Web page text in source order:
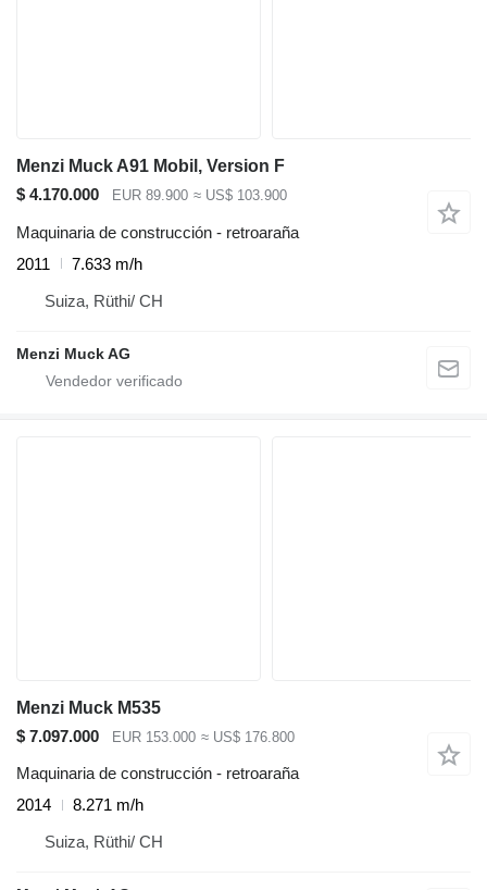
Menzi Muck A91 Mobil, Version F
$ 4.170.000
EUR 89.900 ≈ US$ 103.900
Maquinaria de construcción - retroaraña
2011
7.633 m/h
Suiza, Rüthi/ CH
Menzi Muck AG
Menzi Muck M535
$ 7.097.000
EUR 153.000 ≈ US$ 176.800
Maquinaria de construcción - retroaraña
2014
8.271 m/h
Suiza, Rüthi/ CH